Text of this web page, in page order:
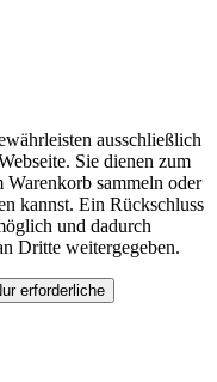
ausschließlich
Sie dienen zum
Warenkorb sammeln oder
kannst. Ein Rückschluss
und dadurch
Dritte weitergegeben.
erforderliche